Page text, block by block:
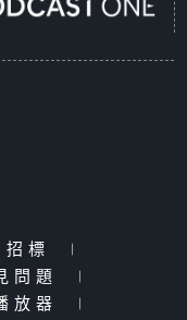
招標
|
問題
|
放器
|